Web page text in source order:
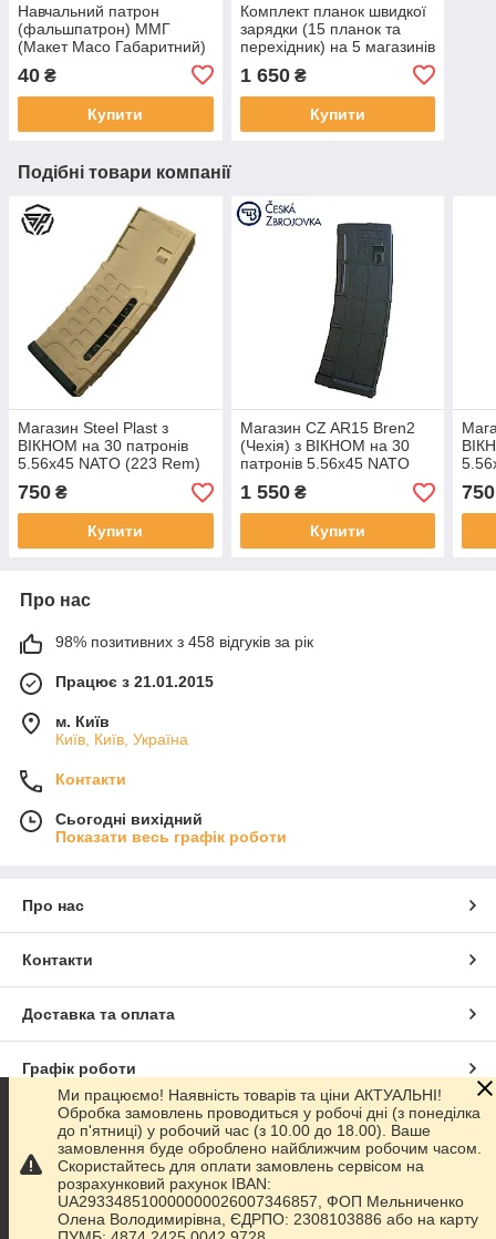
Навчальний патрон
(фальшпатрон) ММГ
(Макет Масо Габаритний)
калібр .223 REM (5.56x45
НАТО)
40 ₴
Купити
Комплект планок швидкої
зарядки (15 планок та
перехідник) на 5 магазинів
5.56х45 NATO (.223REM)
1 650₴
Купити
Подібні товари компанії
Магазин Steel Plast з
ВІКНОМ на 30 патронів
5.56х45 NATO (223 Rem)
полімерний для AR15/M4/
М16/НК416 пісочний
750 ₴
Купити
Магазин CZ AR15 Bren2
(Чехія) з ВІКНОМ на 30
патронів 5.56х45 NATO
(223 Rem) для AR15/M4/
М16
1 550₴
Купити
750
Про нас
98% позитивних з 458 відгуків за рік
Працює з 21.01.2015
м. Київ
Київ, Київ, Україна
Контакти
Сьогодні вихідний
Показати весь графік роботи
Про нас
Контакти
Доставка та оплата
Графік роботи
Повна версія сайту
Сайт створено на маркетплейсіProm.ua
Політика конфіденційності
Ми працюємо! Наявність товарів та ціни АКТУАЛЬНІ!
Обробка замовлень проводиться у робочі дні (з понеділка
до п'ятниці) у робочий час (з 10.00 до 18.00). Ваше
замовлення буде оброблено найближчим робочим часом.
Скористайтесь для оплати замовлень сервісом на
розрахунковий рахунок IBAN:
UA293348510000000026007346857, ФОП Мельниченко
Олена Володимирівна, ЄДРПО: 2308103886 або на карту